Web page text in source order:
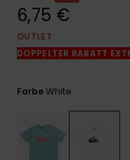
6,75 €
OUTLET
DOPPELTER RABATT
FarbeWhite